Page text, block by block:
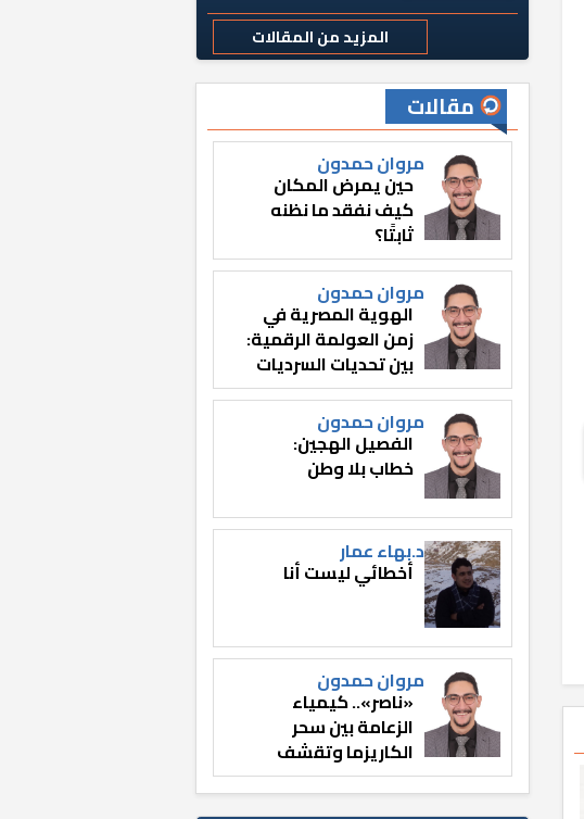
المزيد من المقالات
مقالات
مروان حمدون
حين يمرض المكان
كيف نفقد ما نظنه
ثابتًا؟
مروان حمدون
الهوية المصرية في
زمن العولمة الرقمية:
بين تحديات السرديات
وصناعة الوعي
مروان حمدون
الفصيل الهجين:
خطاب بلا وطن
د.بهاء عمار
أخطائي ليست أنا
مروان حمدون
«ناصر».. كيمياء
الزعامة بين سحر
الكاريزما وتقشف
الثائر